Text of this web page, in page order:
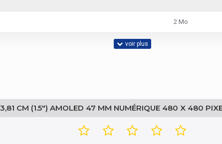
2 Mo
Oui
AMOLED
CM (1.5") AMOLED 47 MM NUMÉRIQUE 480 X 480